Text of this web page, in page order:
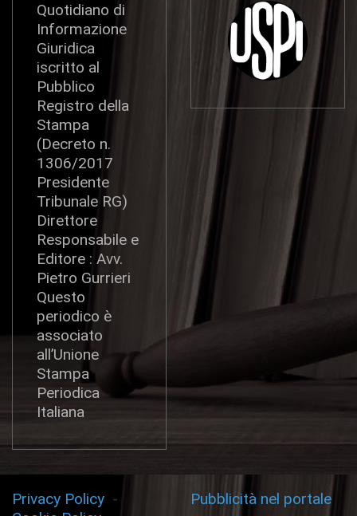
Quotidiano di
Informazione
Giuridica
iscritto al
Pubblico
Registro della
Stampa
(Decreto n.
1306/2017
Presidente
Tribunale RG)
Direttore
Responsabile e
Editore : Avv.
Pietro Gurrieri
Questo
periodico è
associato
all’Unione
Stampa
Periodica
Italiana
Privacy Policy -
Pubblicità nel portale